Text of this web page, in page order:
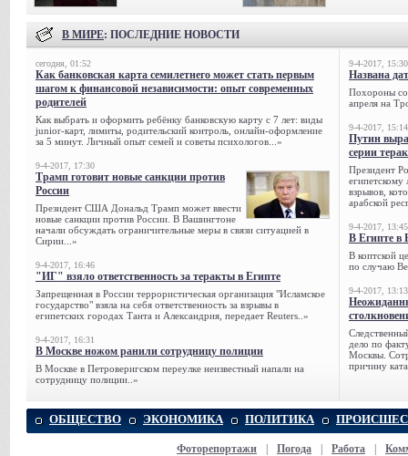
В МИРЕ: ПОСЛЕДНИЕ НОВОСТИ
сегодня, 01:52
Как банковская карта семилетнего может стать первым
шагом к финансовой независимости: опыт современных
родителей
Как выбрать и оформить ребёнку банковскую карту с 7 лет: виды
junior-карт, лимиты, родительский контроль, онлайн-оформление
за 5 минут. Личный опыт семей и советы психологов...»
9-4-2017, 17:30
Трамп готовит новые санкции против
России
Президент США Дональд Трамп может ввести
новые санкции против России. В Вашингтоне
начали обсуждать ограничительные меры в связи ситуацией в
Сирии...»
9-4-2017, 16:46
"ИГ" взяло ответственность за теракты в Египте
Запрещенная в России террористическая организация "Исламское
государство" взяла на себя ответственность за взрывы в
египетских городах Танта и Александрия, передает Reuters..»
9-4-2017, 16:31
В Москве ножом ранили сотрудницу полиции
В Москве в Петроверигском переулке неизвестный напали на
сотрудницу полиции..»
9-4-2017, 15:30
Названа
Похороны
апреля на
9-4-2017, 15:14
Путин
серии
Президент
египетскому
взрывов,
арабской
9-4-2017, 13:45
В Египте в
В коптской
по случаю
9-4-2017, 13:13
дело по
Москвы.
причину
ОБЩЕСТВО ЭКОНОМИКА ПОЛИТИКА
Фоторепортажи Погода Работа